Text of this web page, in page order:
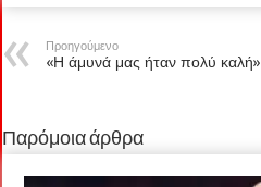
Προηγούμενο
«Η άμυνά μας ήταν πολύ καλή»
Παρόμοια άρθρα